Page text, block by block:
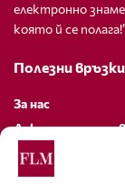
електронно
която й се
Полезни връзки
За нас
Декларация за
Политика за